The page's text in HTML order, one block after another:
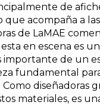
de
que acompaña a
de LaMAE
en escena es
de un
fundamental
diseñadoras
materiales, es